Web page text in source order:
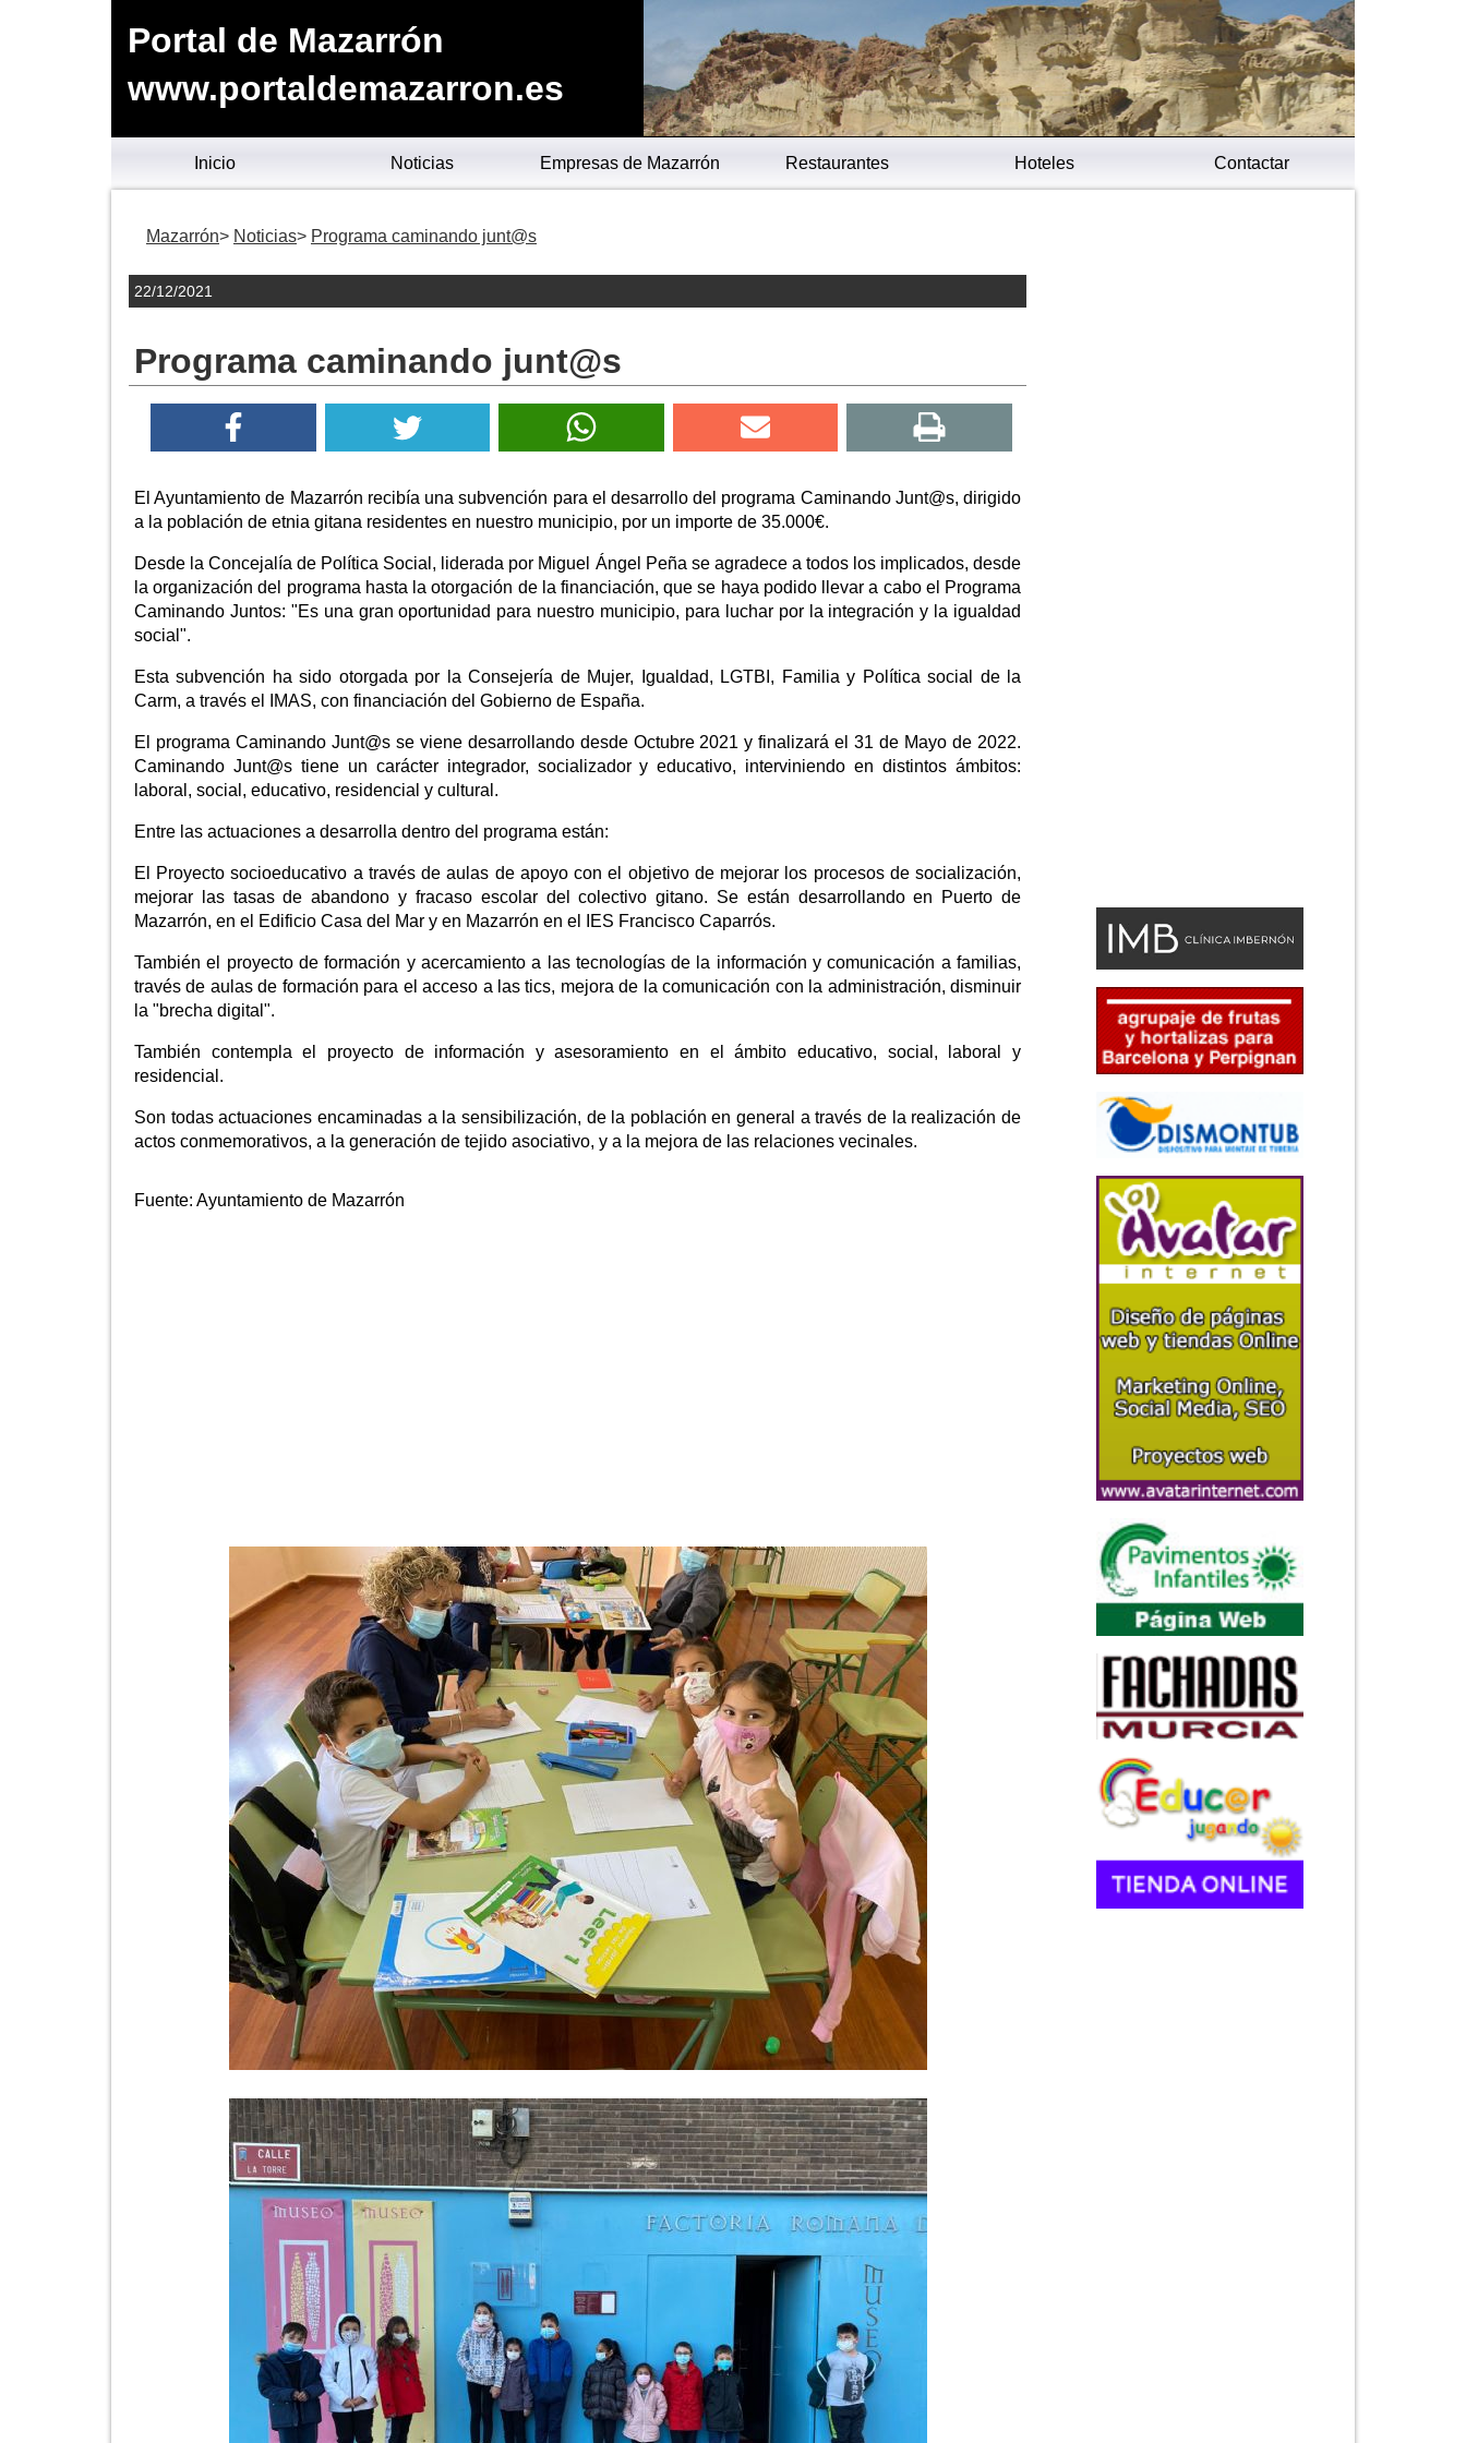
Portal de Mazarrón
www.portaldemazarron.es
Inicio Noticias Empresas de Mazarrón Restaurantes Hoteles Contactar
Mazarrón Noticias Programa caminando junt@s
22/12/2021
Programa caminando junt@s
El Ayuntamiento de Mazarrón recibía una subvención para el desarrollo del programa Caminando Junt@s, dirigido
a la población de etnia gitana residentes en nuestro municipio, por un importe de 35.000€.
Desde la Concejalía de Política Social, liderada por Miguel Ángel Peña se agradece a todos los implicados, desde
la organización del programa hasta la otorgación de la financiación, que se haya podido llevar a cabo el Programa
Caminando Juntos: "Es una gran oportunidad para nuestro municipio, para luchar por la integración y la igualdad
social".
Esta subvención ha sido otorgada por la Consejería de Mujer, Igualdad, LGTBI, Familia y Política social de la
Carm, a través el IMAS, con financiación del Gobierno de España.
El programa Caminando Junt@s se viene desarrollando desde Octubre 2021 y finalizará el 31 de Mayo de 2022.
Caminando Junt@s tiene un carácter integrador, socializador y educativo, interviniendo en distintos ámbitos:
laboral, social, educativo, residencial y cultural.
Entre las actuaciones a desarrolla dentro del programa están:
El Proyecto socioeducativo a través de aulas de apoyo con el objetivo de mejorar los procesos de socialización,
mejorar las tasas de abandono y fracaso escolar del colectivo gitano. Se están desarrollando en Puerto de
Mazarrón, en el Edificio Casa del Mar y en Mazarrón en el IES Francisco Caparrós.
También el proyecto de formación y acercamiento a las tecnologías de la información y comunicación a familias,
través de aulas de formación para el acceso a las tics, mejora de la comunicación con la administración, disminuir
la "brecha digital".
También contempla el proyecto de información y asesoramiento en el ámbito educativo, social, laboral y
residencial.
Son todas actuaciones encaminadas a la sensibilización, de la población en general a través de la realización de
actos conmemorativos, a la generación de tejido asociativo, y a la mejora de las relaciones vecinales.
Fuente: Ayuntamiento de Mazarrón